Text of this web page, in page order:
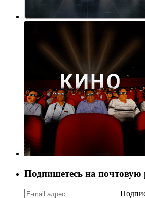
Подпишетесь на почтовую